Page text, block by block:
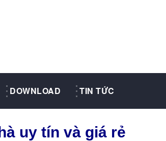
DOWNLOAD TIN TỨC
uy tín và giá rẻ